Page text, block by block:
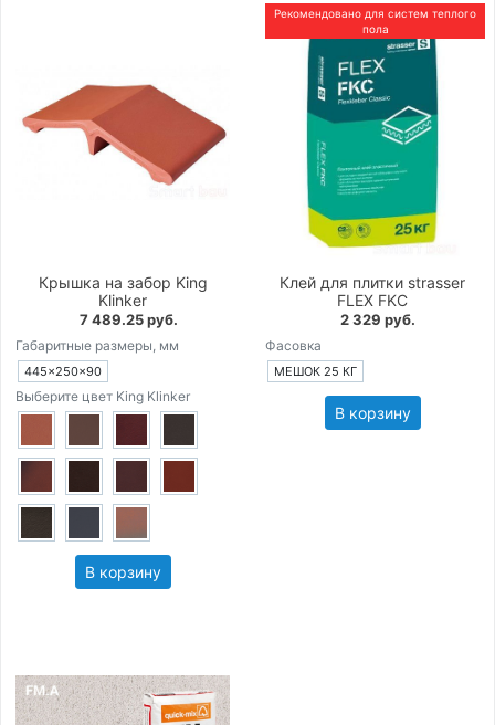
Крышка на забор King
Klinker
7 489.25 руб.
Габаритные размеры, мм
445×250×90
Выберите цвет King Klinker
В корзину
Рекомендовано для систем теплого
пола
Клей для плитки strasser
FLEX FKC
2 329 руб.
Фасовка
МЕШОК 25 КГ
В корзину